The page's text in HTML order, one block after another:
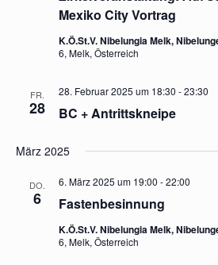
Mexiko City Vortrag
K.Ö.St.V. Nibelungia Melk,
6, Melk, Österreich
FR.
28 BC + Antrittskneipe
28. Februar 2025 um 18:30 -23:30
März 2025
DO.
6 Fastenbesinnung
6. März 2025 um 19:00 -22:00
K.Ö.St.V. Nibelungia Melk,
6, Melk, Österreich